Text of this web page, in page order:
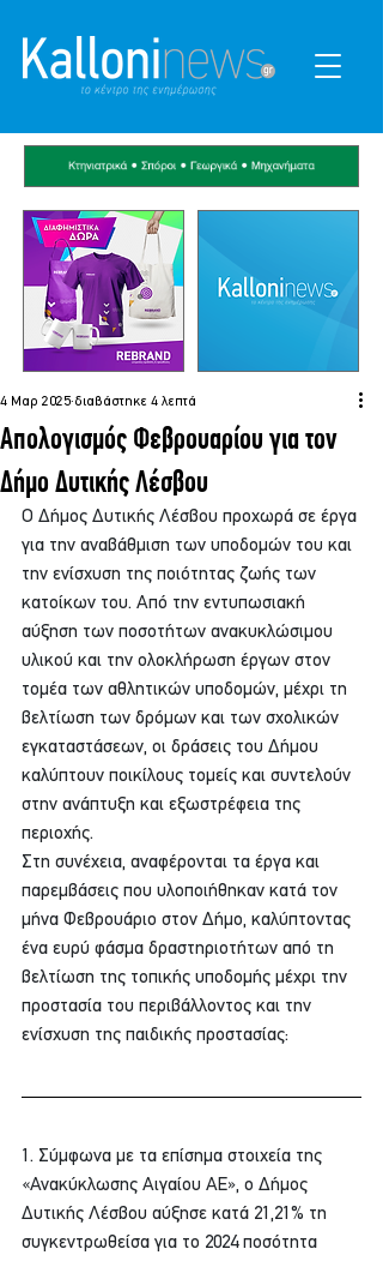
Απολογισμός Φεβρουαρίου για τον
Δήμο Δυτικής Λέσβου
4 Μαρ 2025 διαβάστηκε 4 λεπτά
Ο Δήμος Δυτικής Λέσβου προχωρά σε έργα
για την αναβάθμιση των υποδομών του και
την ενίσχυση της ποιότητας ζωής των
κατοίκων του. Από την εντυπωσιακή
αύξηση των ποσοτήτων ανακυκλώσιμου
υλικού και την ολοκλήρωση έργων στον
τομέα των αθλητικών υποδομών, μέχρι τη
βελτίωση των δρόμων και των σχολικών
εγκαταστάσεων, οι δράσεις του Δήμου
καλύπτουν ποικίλους τομείς και συντελούν
στην ανάπτυξη και εξωστρέφεια της
περιοχής.
Στη συνέχεια, αναφέρονται τα έργα και
παρεμβάσεις που υλοποιήθηκαν κατά τον
μήνα Φεβρουάριο στον Δήμο, καλύπτοντας
ένα ευρύ φάσμα δραστηριοτήτων από τη
βελτίωση της τοπικής υποδομής μέχρι την
προστασία του περιβάλλοντος και την
ενίσχυση της παιδικής προστασίας:
1. Σύμφωνα με τα επίσημα στοιχεία της
«Ανακύκλωσης Αιγαίου ΑΕ», ο Δήμος
Δυτικής Λέσβου αύξησε κατά 21,21% τη
συγκεντρωθείσα για το 2024 ποσότητα